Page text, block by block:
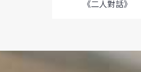
《二人對話》